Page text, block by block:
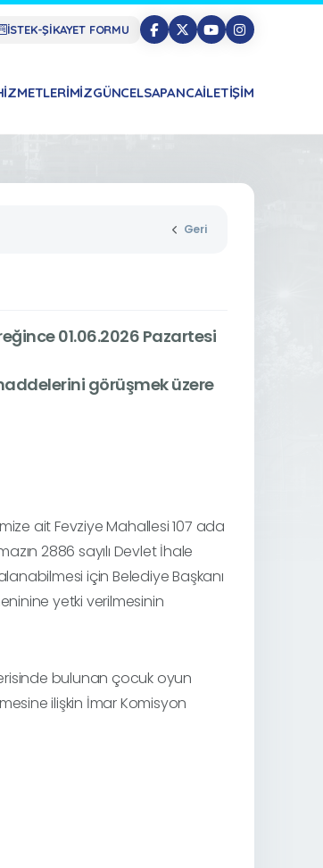
İSTEK-ŞİKAYET FORMU
GÜNCELSAPANCAİLETIŞIM
Geri
01.06.2026 Pazartesi
görüşmek üzere
ait Fevziye Mahallesi 107 ada
2886 sayılı Devlet İhale
için Belediye Başkanı
yetki verilmesinin
bulunan çocuk oyun
ilişkin İmar Komisyon